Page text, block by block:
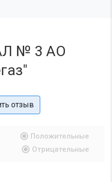
№ 3 АО
отзыв
Положительные
Отрицательные